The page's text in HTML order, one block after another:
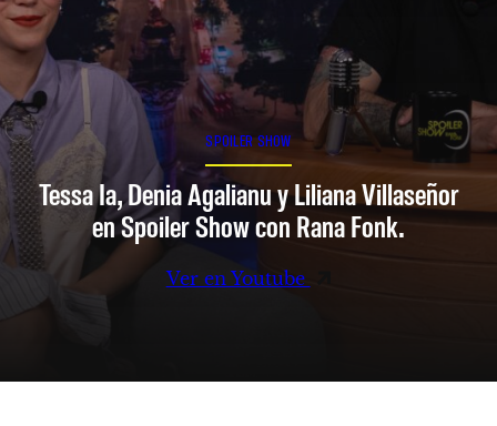
SPOILER SHOW
Tessa Ia, Denia Agalianu y Liliana Villaseñor
en Spoiler Show con Rana Fonk.
Ver en Youtube